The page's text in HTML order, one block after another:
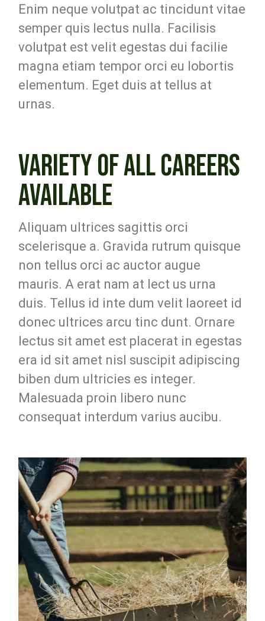
Enim neque volutpat ac tincidunt vitae
semper quis lectus nulla. Facilisis
volutpat est velit egestas dui facilie
magna etiam tempor orci eu lobortis
elementum. Eget duis at tellus at
urnas.
VARIETY OF ALL CAREERS
AVAILABLE
Aliquam ultrices sagittis orci
scelerisque a. Gravida rutrum quisque
non tellus orci ac auctor augue
mauris. A erat nam at lect us urna
duis. Tellus id inte dum velit laoreet id
donec ultrices arcu tinc dunt. Ornare
lectus sit amet est placerat in egestas
era id sit amet nisl suscipit adipiscing
biben dum ultricies es integer.
Malesuada proin libero nunc
consequat interdum varius aucibu.